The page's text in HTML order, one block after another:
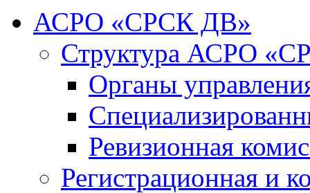
АСРО «СРСК ДВ»
Структура АСРО
Органы
Ревизионная
Регистрационная и